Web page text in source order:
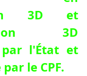
3D et
3D
l'État et
le CPF.